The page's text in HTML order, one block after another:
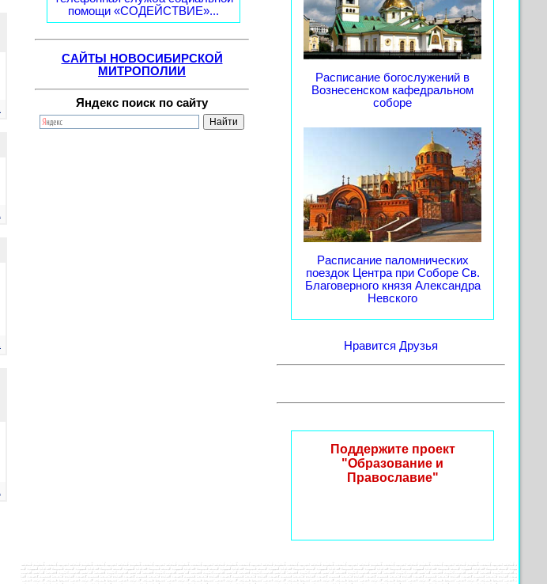
помощи «СОДЕЙСТВИЕ»...
САЙТЫ НОВОСИБИРСКОЙ
МИТРОПОЛИИ
Яндекс поиск по сайту
Расписание богослужений в
Вознесенском кафедральном
соборе
Расписание паломнических
поездок Центра при Соборе Св.
Благоверного князя Александра
Невского
Нравится Друзья
Поддержите проект
"Образование и
Православие"